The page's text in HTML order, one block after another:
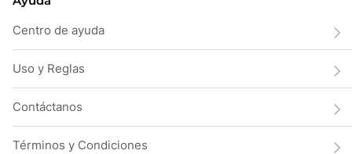
Centro de ayuda
Uso y Reglas
Contáctanos
Términos y Condiciones